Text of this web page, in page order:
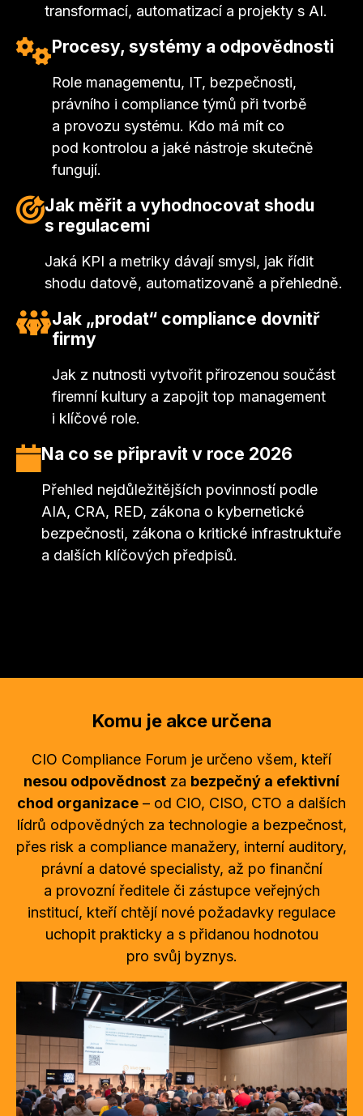
compliance nutností, pro jiné příležitostí, jak
posílit jistotu, efektivitu a přehled v řízení. Všichni
však řeší stejnou otázku –jak obstát v době,
kdy předpisy přibývajírychleji než kapacity,
které je mají plnit.
Compliance Forum nabídne prostor,jak se v
této nové éře zorientovat
přetavit regulační povinnosti ve strategickou
výhodu, řídit odpovědnost a procesy a udržet
kontrolu nad regulacemi i technologiemi.
transformací, automatizací a projekty s AI.
Procesy, systémy a odpovědnosti
Role managementu, IT, bezpečnosti,
právního i compliance týmů při tvorbě
a provozu systému. Kdo má mít co
pod kontrolou a jaké nástroje skutečně
fungují.
Jak měřit a vyhodnocovat shodu
s regulacemi
Jaká KPI a metriky dávají smysl, jak řídit
shodu datově, automatizovaně a přehledně.
Jak „prodat“ compliance dovnitř
firmy
Jak z nutnosti vytvořit přirozenou součást
firemní kultury a zapojit top management
i klíčové role.
Na co se připravit v roce 2026
Přehled nejdůležitějších povinností podle
AIA, CRA, RED, zákona o kybernetické
bezpečnosti, zákona o kritické infrastruktuře
a dalších klíčových předpisů.
Komu je akce určena
CIO Compliance Forum je určeno všem, kteří
nesou odpovědnost za bezpečný a efektivní
chod organizace – od CIO, CISO, CTO a dalších
lídrů odpovědných za technologie a bezpečnost,
přes risk a compliance manažery, interní auditory,
právní a datové specialisty, až po finanční
a provozní ředitele či zástupce veřejných
institucí, kteří chtějí nové požadavky regulace
uchopit prakticky a s přidanou hodnotou
pro svůj byznys.